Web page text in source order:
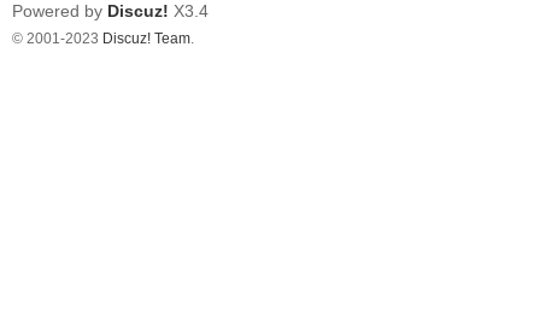
Powered by Discuz! X3.4
© 2001-2023 Discuz! Team.